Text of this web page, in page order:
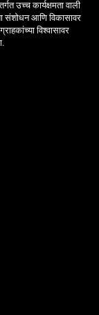
उच्च कार्यक्षमता वाली
संशोधन आणि विकासावर
विश्वासावर